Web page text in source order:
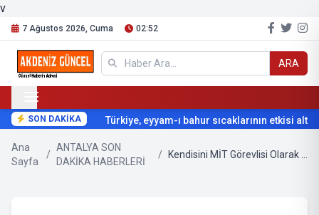
v
7 Ağustos 2026, Cuma 02:52
ARA
SON DAKİKA Türkiye, eyyam-ı bahur sıcaklarının etkisi
Ana
Sayfa
/
ANTALYA SON
DAKİKA HABERLERİ
/